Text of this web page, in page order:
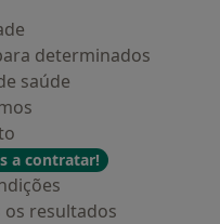
determinados
saúde
a contratar!
os resultados